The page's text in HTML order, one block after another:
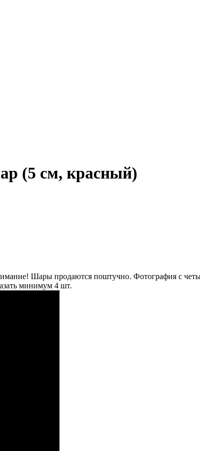
(5 см, красный)
Шары продаются поштучно. Фотография с
минимум 4 шт.